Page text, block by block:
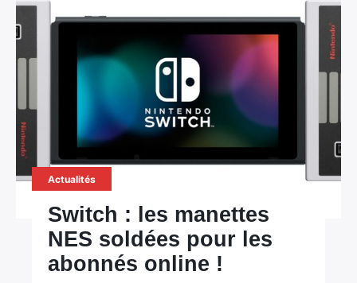
Actualités
Switch : les manettes
NES soldées pour les
abonnés online !